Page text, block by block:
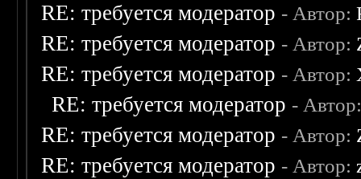
RE: требуется модератор - Автор:
RE: требуется модератор - Автор:
RE: требуется модератор - Автор:
RE: требуется модератор -
RE: требуется модератор - Автор:
RE: требуется модератор - Автор: